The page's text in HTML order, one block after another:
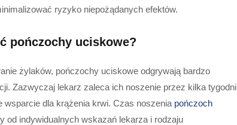
ryzyko niepożądanych efektów.
pończochy uciskowe?
żylaków, pończochy uciskowe odgrywają bardzo
Zazwyczaj lekarz zaleca ich noszenie przez kilka tygodni
wsparcie dla krążenia krwi. Czas noszenia pończoch
od indywidualnych wskazań lekarza i rodzaju